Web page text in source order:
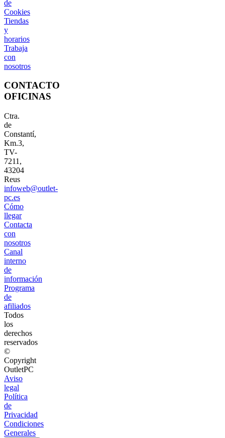
de
Cookies
Tiendas
y
horarios
Trabaja
con
nosotros
CONTACTO
OFICINAS
Ctra.
de
Constantí,
Km.3,
TV-
7211,
43204
Reus
infoweb@outlet-
pc.es
Cómo
llegar
Contacta
con
nosotros
Canal
interno
de
información
Programa
de
afiliados
Todos
los
derechos
reservados
©
Copyright
OutletPC
Aviso
legal
Política
de
Privacidad
Condiciones
Generales